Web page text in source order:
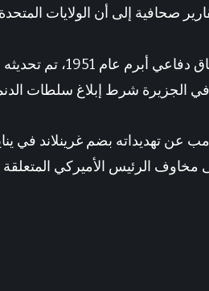
صحافية إلى أن الولايات
الجزيرة شرط إبلاغ سلطات
عن تهديداته بضم غرينلاند في
مخاوف الرئيس الأميركي